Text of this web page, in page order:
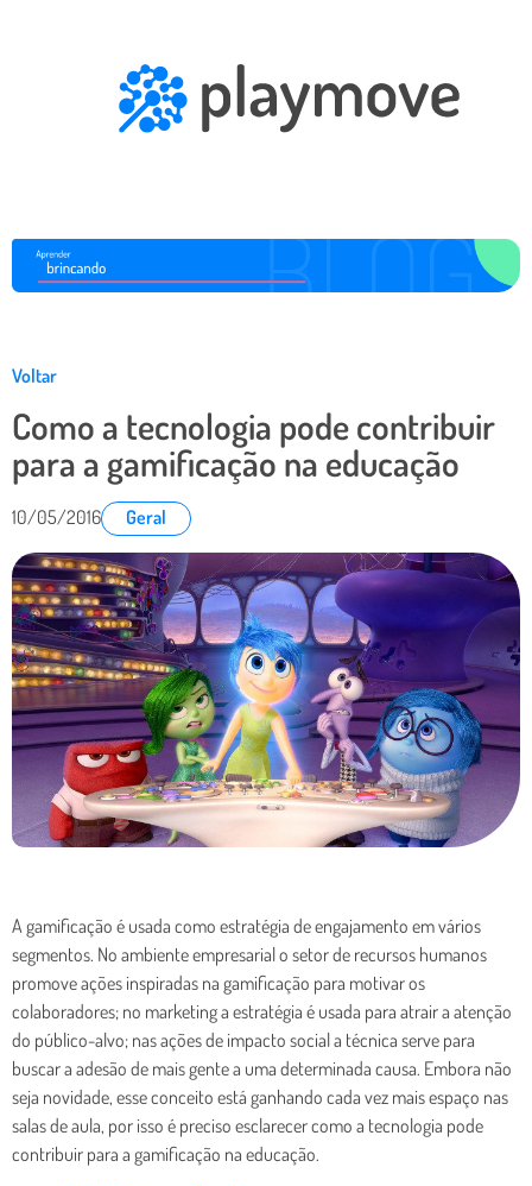
Voltar
Como a tecnologia pode contribuir
para a gamificação na educação
10/05/2016 Geral
A gamificação é usada como estratégia de engajamento em vários
segmentos. No ambiente empresarial o setor de recursos humanos
promove ações inspiradas na gamificação para motivar os
colaboradores; no marketing a estratégia é usada para atrair a atenção
do público-alvo; nas ações de impacto social a técnica serve para
buscar a adesão de mais gente a uma determinada causa. Embora não
seja novidade, esse conceito está ganhando cada vez mais espaço nas
salas de aula, por isso é preciso esclarecer como a tecnologia pode
contribuir para a gamificação na educação.